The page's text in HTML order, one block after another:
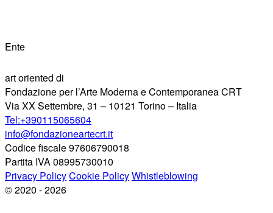
Ente
art oriented di
Fondazione per l’Arte Moderna e Contemporanea CRT
Via XX Settembre, 31 – 10121 Torino – Italia
Tel:+390115065604
info@fondazioneartecrt.it
Codice fiscale 97606790018
Partita IVA 08995730010
Privacy PolicyCookie PolicyWhistleblowing
© 2020 - 2026